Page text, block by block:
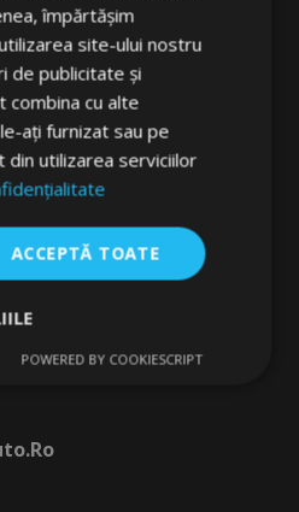
amănuntul și distrubuitor en
cum ar fi: capace
geamuri(paravînturi), huse
huse și rame cromate ...
sau vrei să devii partenerul
împărtășim
site-ului nostru
de publicitate și
combina cu alte
ați furnizat sau pe
din utilizarea serviciilor
ACCEPTĂ TOATE
De
De
POWERED BY COOKIESCRIPT